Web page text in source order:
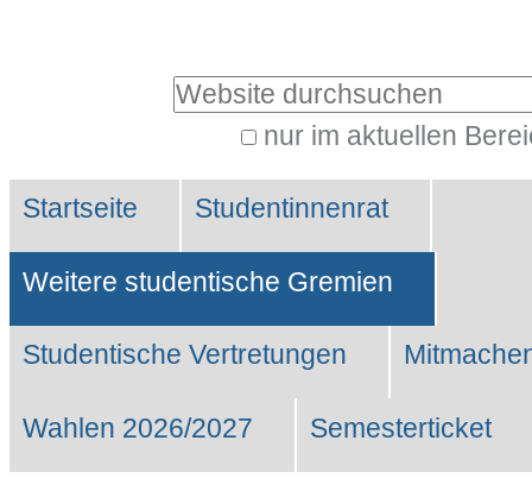
Website durchsuchen
nur im aktuellen
Suche…
Sektionen
Startseite Studentinnenrat
Weitere studentische Gremien
Studentische Vertretungen
Wahlen 2026/2027 Semesterticket